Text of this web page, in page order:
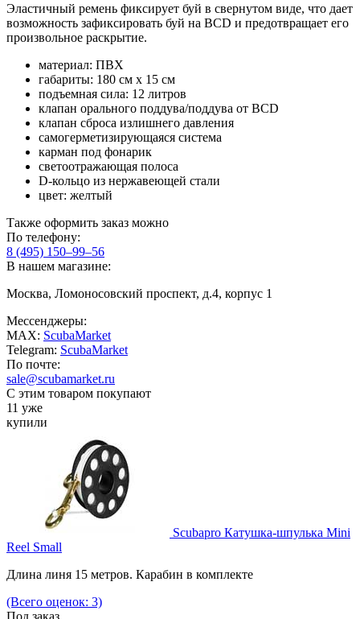
Эластичный ремень фиксирует буй в свернутом виде, что дает
возможность зафиксировать буй на BCD и предотвращает его
произвольное раскрытие.
материал: ПВХ
габариты: 180 см х 15 см
подъемная сила: 12 литров
клапан орального поддува/поддува от BCD
клапан сброса излишнего давления
самогерметизирующаяся система
карман под фонарик
светоотражающая полоса
D-кольцо из нержавеющей стали
цвет: желтый
Также оформить заказ можно
По телефону:
8 (495) 150–99–56
В нашем магазине:
Москва, Ломоносовский проспект, д.4, корпус 1
Мессенджеры:
MAX: ScubaMarket
Telegram: ScubaMarket
По почте:
sale@scubamarket.ru
С этим товаром покупают
11 уже
купили
Scubapro Катушка-шпулька Mini
Reel Small
Длина линя 15 метров. Карабин в комплекте
(Всего оценок: 3)
Под заказ